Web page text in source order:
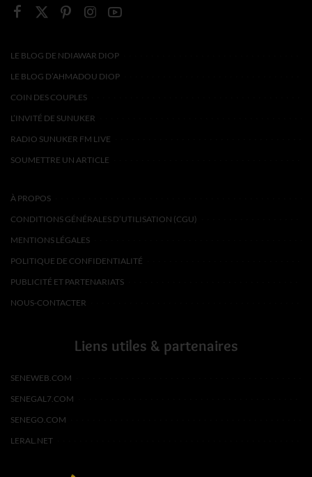
LE BLOG DE NDIAWAR DIOP
LE BLOG D’AHMADOU DIOP
COIN DES COUPLES
L’INVITÉ DE SUNUKER
RADIO SUNUKER FM LIVE
SOUMETTRE UN ARTICLE
À PROPOS
CONDITIONS GÉNÉRALES D’UTILISATION (CGU)
MENTIONS LÉGALES
POLITIQUE DE CONFIDENTIALITÉ
PUBLICITÉ ET PARTENARIATS
NOUS-CONTACTER
Liens utiles & partenaires
SENEWEB.COM
SENEGAL7.COM
SENEGO.COM
LERAL.NET